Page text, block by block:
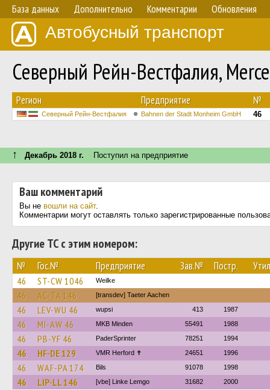
База данных Дополнительно Комментарии Обновления
Автобусный транспорт
Северный Рейн-Вестфалия,
Регион Предприятие №
Северный Рейн-Вестфалия Bahnen der Stadt Monheim GmbH 46
↑ Декабрь 2018 г. Поступил на предприятие
Ваш комментарий
Вы не вошли на сайт.
Комментарии могут оставлять только зарегистрированные
Другие ТС с этим номером:
№ Гос.№ Предприятие Зав.№ Постр.
46 ST-CW 1046 Weilke
46 AC-TA 146 [transdev] Taeter Aachen
46 LEV-WU 46 wupsi 413 1987
46 MI-AW 46 MKB Minden 55491 1988
46 PB-YF 46 PaderSprinter 78251 1994
46 HF-DE 129 VMR Herford ✝ 24651 1996
46 WAF-PA 174 Bils 91078 1998
46 LIP-LL 146 [vbe] Linke Lemgo 31682 2000